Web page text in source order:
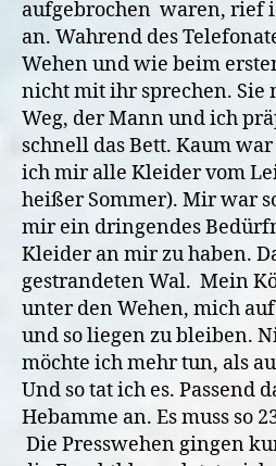
aufgebrochen waren, rief
an. Wahrend des
Wehen und wie beim
nicht mit ihr sprechen. Sie
Weg, der Mann und ich
schnell das Bett. Kaum
ich mir alle Kleider vom
heißer Sommer). Mir war
mir ein dringendes
Kleider an mir zu haben.
gestrandeten Wal. Mein
unter den Wehen, mich
und so liegen zu bleiben.
möchte ich mehr tun, als
Und so tat ich es. Passend
Hebamme an. Es muss so
Die Presswehen gingen